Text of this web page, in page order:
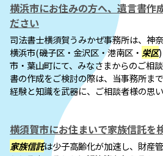
横浜市にお住みの方へ、遺言書作
ださい
司法書士横須賀うみかぜ事務所は、神
横浜市(磯子区・金沢区・港南区・ 栄区
市・葉山町にて、みなさまからのご相
書の作成をご検討の際は、当事務所ま
経験と知識を武器に、ご相談者様の思い
横須賀市にお住まいで家族信託を
家族信託は少子高齢化が加速し、財産